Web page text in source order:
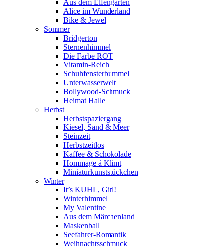
Aus dem Elfengarten
Alice im Wunderland
Bike & Jewel
Sommer
Bridgerton
Sternenhimmel
Die Farbe ROT
Vitamin-Reich
Schuhfensterbummel
Unterwasserwelt
Bollywood-Schmuck
Heimat Halle
Herbst
Herbstspaziergang
Kiesel, Sand & Meer
Steinzeit
Herbstzeitlos
Kaffee & Schokolade
Hommage á Klimt
Miniaturkunststückchen
Winter
It’s KUHL, Girl!
Winterhimmel
My Valentine
Aus dem Märchenland
Maskenball
Seefahrer-Romantik
Weihnachtsschmuck